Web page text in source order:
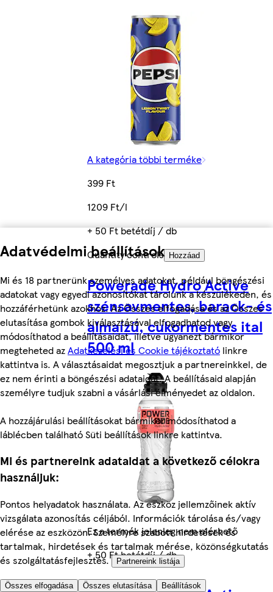
Adatvédelmi beállítások
Mi és 18 partnerünk személyes adatokat, például böngészési
adatokat vagy egyedi azonosítókat tárolunk a készülékeden, és
hozzáférhetünk azokhoz. Az Összes elfogadása és az Összes
elutasítása gombok kiválasztásával elfogadhatod vagy
módosíthatod a beállításaidat, illetve ugyanezt bármikor
megteheted azAdatkezelési és Cookie tájékoztató linkre
kattintva is. A választásaidat megosztjuk a partnereinkkel, de
ez nem érinti a böngészési adataidat. A beállításaid alapján
személyre tudjuk szabni a vásárlási élményedet az oldalon.
A hozzájárulási beállításokat bármikor módosíthatod a
láblécben található Süti beállítások linkre kattintva.
Mi és partnereink adataidat a következő célokra
használjuk:
Pontos helyadatok használata. Az eszköz jellemzőinek aktív
vizsgálata azonosítás céljából. Információk tárolása és/vagy
elérése az eszközön. Személyre szabott hirdetések és
tartalmak, hirdetések és tartalmak mérése, közönségkutatás
és szolgáltatásfejlesztés.
Partnereink listája
Összes elfogadása Összes elutasítása Beállítások
A kategória többi terméke
399 Ft
1209 Ft/l
+ 50 Ft betétdíj / db
Quantity controls
Hozzáad
Powerade Hydro Active
szénsavmentes, barack- és
almaízű, cukormentes ital
500 ml
Ez a termék jelenleg nem elérhető
+ 50 Ft betétdíj / db